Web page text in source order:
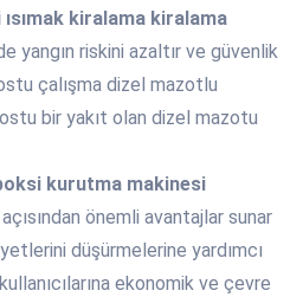
kiralama kiralama
yangın riskini azaltır ve güvenlik
çalışma dizel mazotlu
bir yakıt olan dizel mazotu
kurutma makinesi
önemli avantajlar sunar
düşürmelerine yardımcı
ekonomik ve çevre